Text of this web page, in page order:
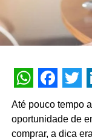
Até pouco tempo
oportunidade de
comprar, a dica